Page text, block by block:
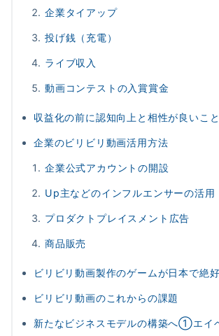
企業タイアップ
投げ銭（充電）
ライブ収入
動画コンテストの入賞賞金
収益化の前に認知向上と相性が良いこ
企業のビリビリ動画活用方法
企業公式アカウントの開設
Up主などのインフルエンサーの活用
プロダクトプレイスメント広告
商品販売
ビリビリ動画製作のゲームが日本で絶
ビリビリ動画のこれからの課題
新たなビジネスモデルの構築へ①エイ